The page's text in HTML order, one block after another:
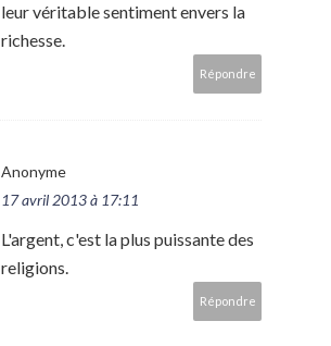
leur véritable sentiment envers la
richesse.
Répondre
Anonyme
17 avril 2013 à 17:11
L'argent, c'est la plus puissante des
religions.
Répondre